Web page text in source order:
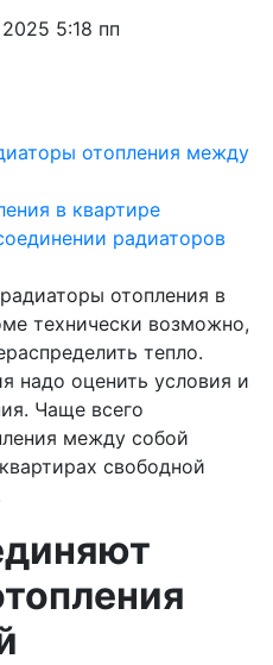
5:18 пп
отопления между
в квартире
радиаторов
отопления в
технически возможно,
тепло.
надо оценить условия и
Чаще всего
между собой
свободной